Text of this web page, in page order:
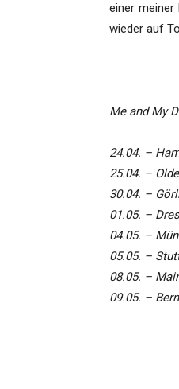
einer meiner
wieder auf
Me and My
24.04. –
25.04. –
30.04. –
01.05. –
04.05. –
05.05. –
08.05. –
09.05. –